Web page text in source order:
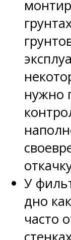
нужно
У
дно
часто